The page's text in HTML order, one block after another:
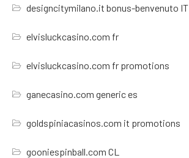
designcitymilano.it bonus-benvenuto IT
elvisluckcasino.com fr
elvisluckcasino.com fr promotions
ganecasino.com generic es
goldspiniacasinos.com it promotions
gooniespinball.com CL